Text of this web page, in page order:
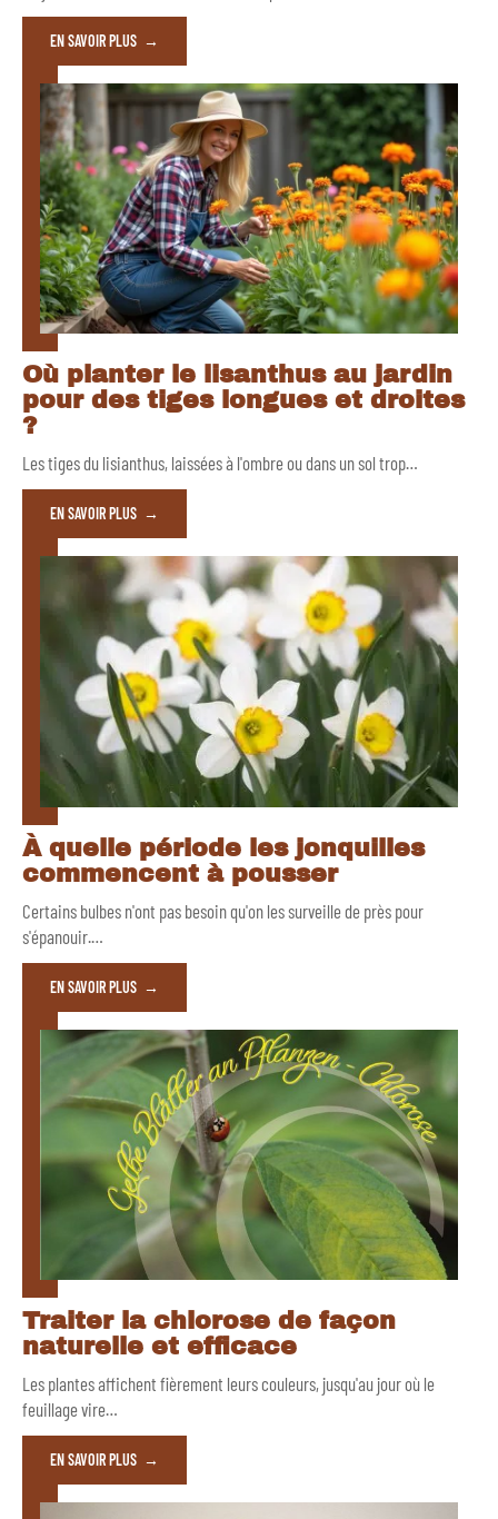
EN SAVOIR PLUS
Où planter le lisanthus au jardin
pour des tiges longues et droites
?
Les tiges du lisianthus, laissées à l'ombre ou dans un sol trop…
EN SAVOIR PLUS
À quelle période les jonquilles
commencent à pousser
Certains bulbes n'ont pas besoin qu'on les surveille de près pour
s'épanouir.…
EN SAVOIR PLUS
Traiter la chlorose de façon
naturelle et efficace
Les plantes affichent fièrement leurs couleurs, jusqu'au jour où le
feuillage vire…
EN SAVOIR PLUS